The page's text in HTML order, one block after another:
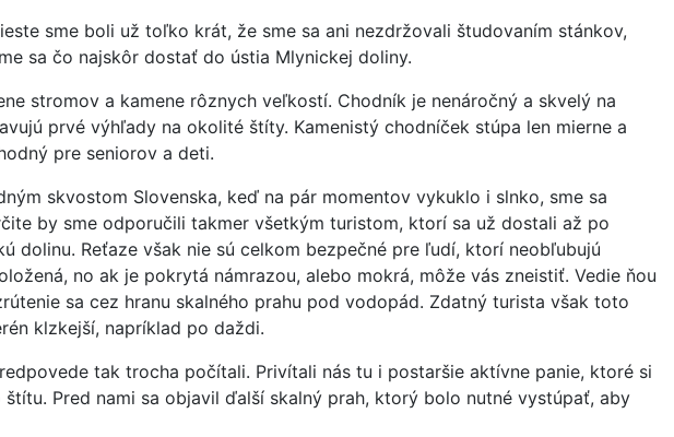
sme boli už toľko krát, že sme sa ani nezdržovali študovaním stánkov,
sa čo najskôr dostať do ústia Mlynickej doliny.
stromov a kamene rôznych veľkostí. Chodník je nenáročný a skvelý na
prvé výhľady na okolité štíty. Kamenistý chodníček stúpa len mierne a
pre seniorov a deti.
skvostom Slovenska, keď na pár momentov vykuklo i slnko, sme sa
by sme odporučili takmer všetkým turistom, ktorí sa už dostali až po
dolinu. Reťaze však nie sú celkom bezpečné pre ľudí, ktorí neobľubujú
no ak je pokrytá námrazou, alebo mokrá, môže vás zneistiť. Vedie ňou
sa cez hranu skalného prahu pod vodopád. Zdatný turista však toto
klzkejší, napríklad po daždi.
tak trocha počítali. Privítali nás tu i postaršie aktívne panie, ktoré si
Pred nami sa objavil ďalší skalný prah, ktorý bolo nutné vystúpať, aby